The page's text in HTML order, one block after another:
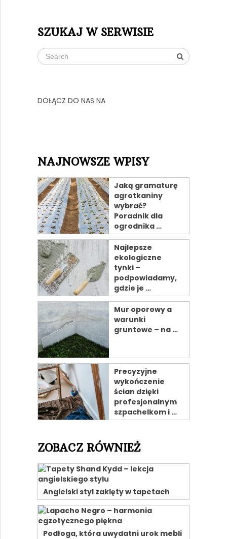
SZUKAJ W SERWISIE
DOŁĄCZ DO NAS NA
NAJNOWSZE WPISY
Jaką gramaturę
agrotkaniny
wybrać?
Poradnik dla
ogrodnika …
Najlepsze
ekologiczne
tynki –
podpowiadamy,
gdzie je …
Mur oporowy a
warunki
gruntowe – na …
Precyzyjne
wykończenie
ścian dzięki
profesjonalnym
szpachelkom i …
ZOBACZ RÓWNIEŻ
Angielski styl zaklęty w tapetach
Podłoga, która uwydatni urok mebli